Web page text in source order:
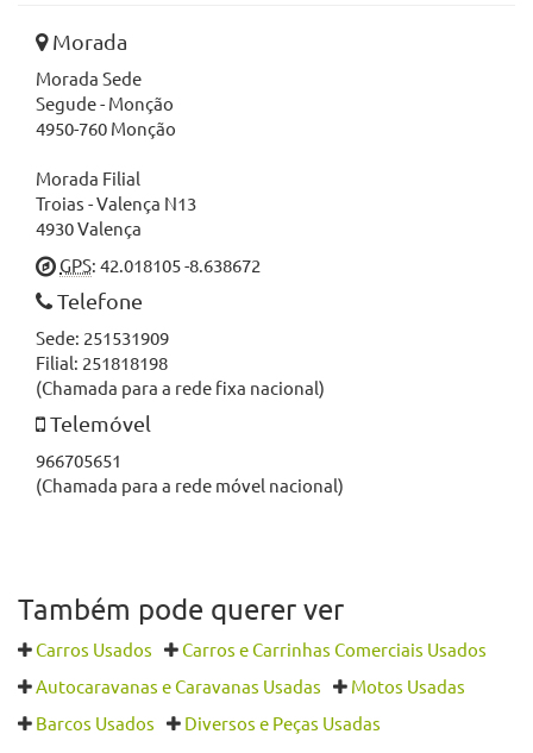
Morada
Morada Sede
Segude - Monção
4950-760 Monção
Morada Filial
Troias - Valença N13
4930 Valença
GPS: 42.018105 -8.638672
Telefone
Sede: 251531909
Filial: 251818198
(Chamada para a rede fixa nacional)
Telemóvel
966705651
(Chamada para a rede móvel nacional)
Também pode querer ver
Carros Usados
Carros e Carrinhas Comerciais Usados
Autocaravanas e Caravanas Usadas
Motos Usadas
Barcos Usados
Diversos e Peças Usadas